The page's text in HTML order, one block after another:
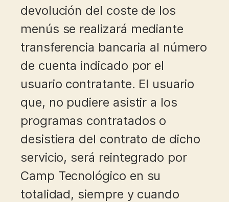
devolución del coste de los
menús se realizará mediante
transferencia bancaria al número
de cuenta indicado por el
usuario contratante. El usuario
que, no pudiere asistir a los
programas contratados o
desistiera del contrato de dicho
servicio, será reintegrado por
Camp Tecnológico en su
totalidad, siempre y cuando